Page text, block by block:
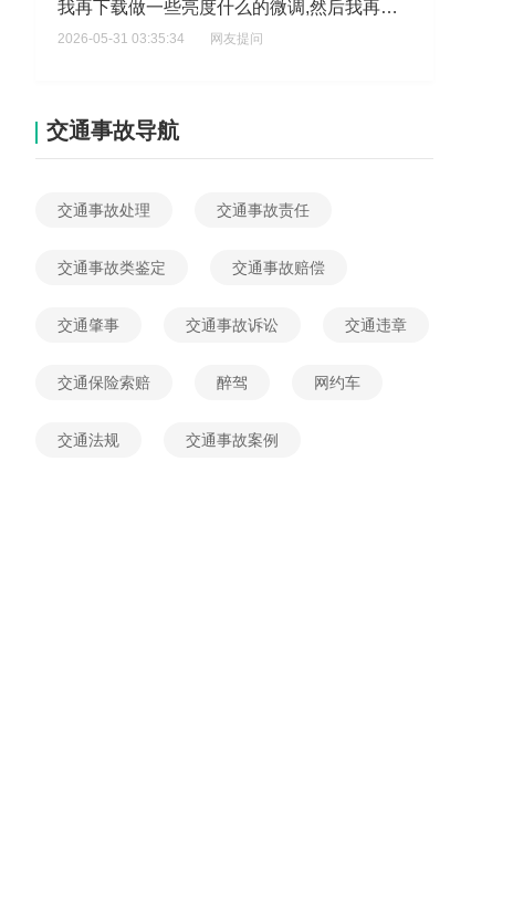
我再下载做一些亮度什么的微调,然后我再让他生成图片,让他生成图片提示词,我把想法告诉ai?
2026-05-31 03:35:34 网友提问
侵犯著作权非法经营数额14万是判几年
2026-05-26 06:28:19 网友提问
侵犯著作权罪获利5万最高判几年
交通事故导航
交通事故处理 交通事故责任
交通事故类鉴定 交通事故赔偿
交通肇事 交通事故诉讼 交通违章
交通保险索赔 醉驾 网约车
交通法规 交通事故案例